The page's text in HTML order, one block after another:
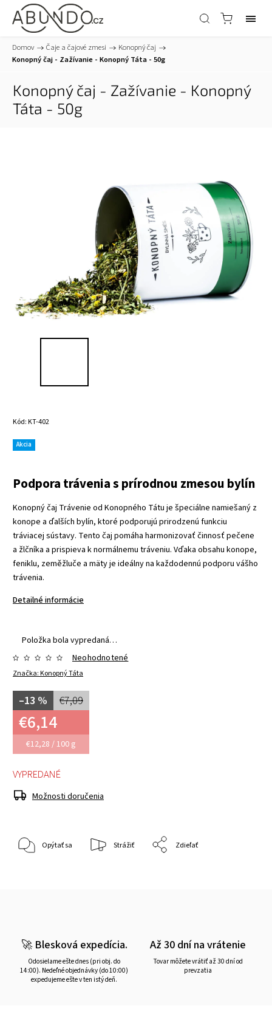
Domov / Čaje a čajové zmesi / Konopný čaj /
Konopný čaj - Zažívanie - Konopný Táta - 50g
Konopný čaj - Zažívanie - Konopný
Táta - 50g
Kód:KT-402
Akcia
Podpora trávenia s prírodnou zmesou bylín
Konopný čaj Trávenie od Konopného Tátu je špeciálne namiešaný z
konope a ďalších bylín, ktoré podporujú prirodzenú funkciu
tráviacej sústavy. Tento čaj pomáha harmonizovať činnosť pečene
a žlčníka a prispieva k normálnemu tráveniu. Vďaka obsahu konope,
feniklu, zeměžluče a mäty je ideálny na každodennú podporu vášho
trávenia.
Detailné informácie
Položka bola vypredaná…
Značka:Konopný Táta
Neohodnotené
€7,09
–13 %
€12,28 / 100 g
€6,14
VYPREDANÉ
Možnosti doručenia
Opýtať sa Strážiť Zdieľať
🚀 Blesková expedícia.
Odosielame ešte dnes (pri obj. do
14:00). Nedeľné objednávky (do 10:00)
expedujeme ešte v ten istý deň.
Až 30 dní na vrátenie
Tovar môžete vrátiť až 30 dní od
prevzatia